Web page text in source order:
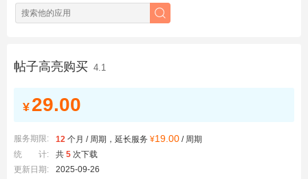
帖子高亮购买 4.1
¥ 29.00
服务期限: 12 个月 / 周期，延长服务 ¥19.00 / 周期
统 计:
共 5 次下载
更新日期:
2025-09-26